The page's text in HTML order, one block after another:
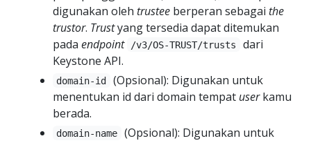
digunakan oleh trustee berperan sebagai the
trustor. Trustyang tersedia dapat ditemukan
pada endpoint /v3/OS-TRUST/trusts
dari
Keystone API.
domain-id
(Opsional): Digunakan untuk
menentukan id dari domain tempat userkamu
berada.
domain-name
(Opsional): Digunakan untuk